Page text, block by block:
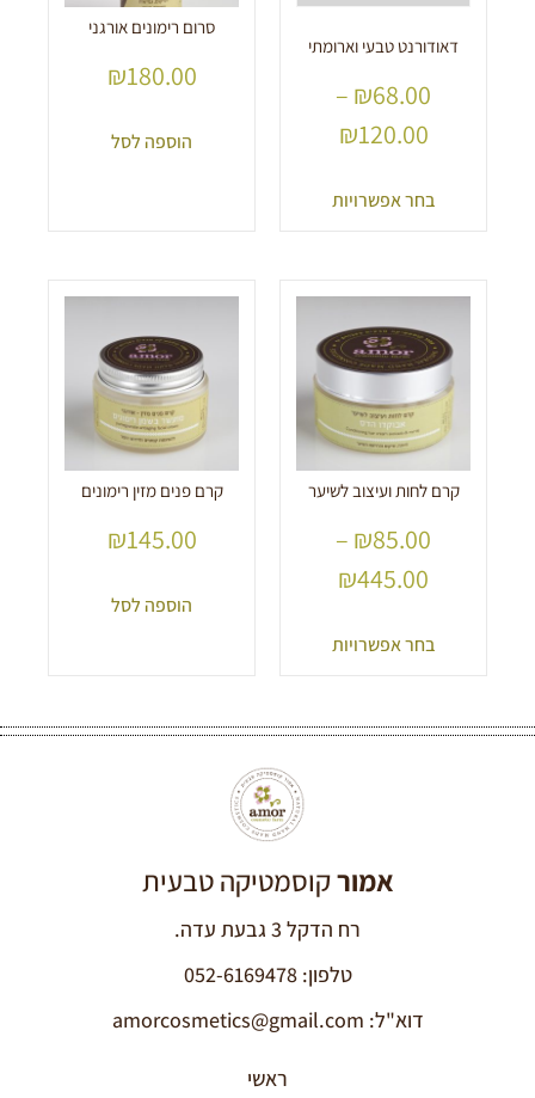
דאודורנט טבעי וארומתי
₪68.00
–
₪120.00
בחר אפשרויות
סרום רימונים אורגני
₪180.00
הוספה לסל
קרם לחות ועיצוב לשיער
₪85.00
–
₪445.00
בחר אפשרויות
קרם פנים מזין רימונים
₪145.00
הוספה לסל
אמורקוסמטיקה טבעית
רח הדקל 3 גבעת עדה.
טלפון: 052-6169478
דוא"ל: amorcosmetics@gmail.com
ראשי